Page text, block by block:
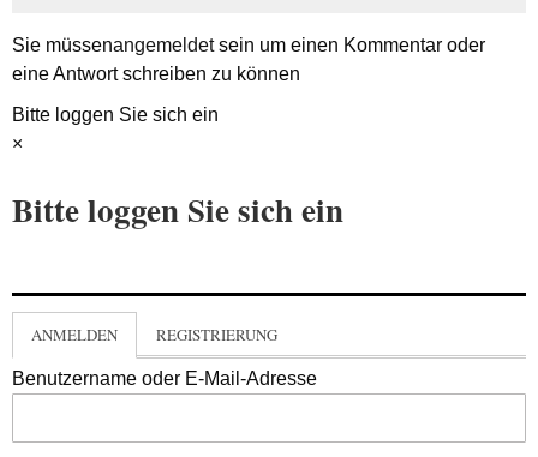
Sie müssenangemeldetsein um einen Kommentar oder
eine Antwort schreiben zu können
Bitte loggen Sie sich ein
×
Bitte loggen Sie sich ein
ANMELDEN REGISTRIERUNG
Benutzername oder E-Mail-Adresse